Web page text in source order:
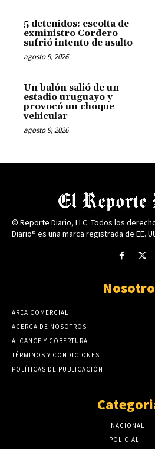
5 detenidos: escolta de
exministro Cordero
sufrió intento de asalto
agosto 9, 2026
Un balón salió de un
estadio uruguayo y
provocó un choque
vehicular
agosto 9, 2026
© Reporte Diario, LLC. Todos los
Diario® es una marca registrada de EE.
AREA COMERCIAL
ACERCA DE NOSOTROS
ALCANCE Y COBERTURA
TÉRMINOS Y CONDICIONES
POLÍTICAS DE PUBLICACIÓN
NACIONAL
POLICIAL